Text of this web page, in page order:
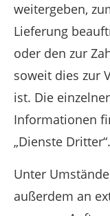
weitergeben,
Lieferung
oder den zur
soweit dies zur
ist. Die
Informationen
„Dienste Dritter“.
Unter
außerdem an